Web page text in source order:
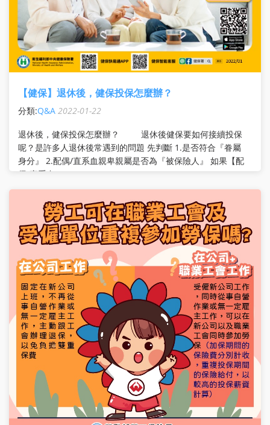
【健保】退休後，健保投保怎麼辦？
分類:Q&A 2022-01-22
退休後，健保投保怎麼辦？ 退休後健保要如何接續投保
呢？是許多人退休後常遇到的問題 先判斷 1.是否符合『眷屬
身分』 2.配偶/直系血親卑親屬是否為『被保險人』 如果【配
偶/直系血